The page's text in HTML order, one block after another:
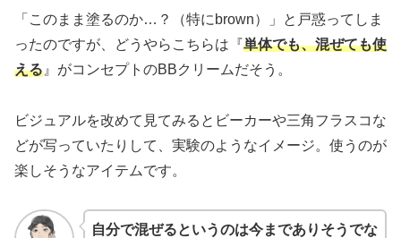
「このまま塗るのか…？（特にbrown）」と戸惑ってしま
ったのですが、どうやらこちらは『単体でも、混ぜても使
える 』がコンセプトのBBクリームだそう。
ビジュアルを改めて見てみるとビーカーや三角フラスコな
どが写っていたりして、実験のようなイメージ。使うのが
楽しそうなアイテムです。
自分で混ぜるというのは今までありそうでな